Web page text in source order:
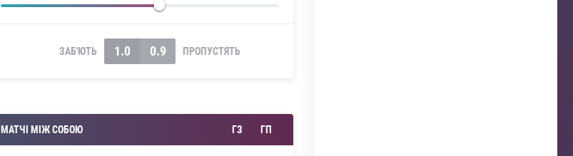
ЗАБ'ЮТЬ 1.0 0.9 ПРОПУСТЯТЬ
МАТЧІ МІЖ СОБОЮ ГЗ ГП